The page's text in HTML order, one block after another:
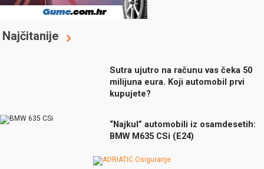
Najčitanije
Sutra ujutro na računu vas čeka 50
milijuna eura. Koji automobil prvi
kupujete?
“Najkul” automobili iz osamdesetih:
BMW M635 CSi (E24)